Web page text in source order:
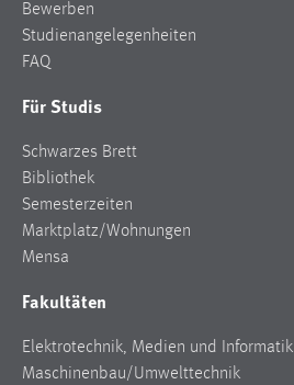
Bewerben
Studienangelegenheiten
FAQ
Für Studis
Schwarzes Brett
Bibliothek
Semesterzeiten
Marktplatz/Wohnungen
Mensa
Fakultäten
Elektrotechnik, Medien und Informatik
Maschinenbau/Umwelttechnik